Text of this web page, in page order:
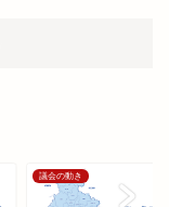
議会の動き